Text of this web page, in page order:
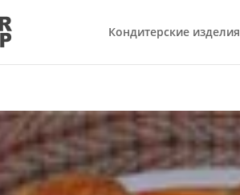
Кондитерcкие изделия